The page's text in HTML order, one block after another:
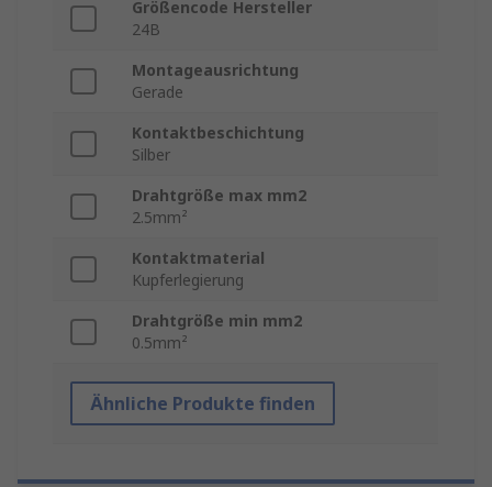
Größencode Hersteller
24B
Montageausrichtung
Gerade
Kontaktbeschichtung
Silber
Drahtgröße max mm2
2.5mm²
Kontaktmaterial
Kupferlegierung
Drahtgröße min mm2
0.5mm²
Ähnliche Produkte finden